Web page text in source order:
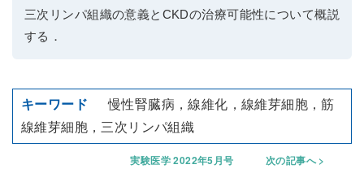
三次リンパ組織の意義とCKDの治療可能性について概説
する．
慢性腎臓病，線維化，線維芽細胞，筋
線維芽細胞，三次リンパ組織
実験医学 2022年5月号 次の記事へ